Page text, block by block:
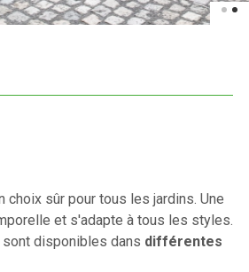
choix sûr pour tous les jardins. Une
et s'adapte à tous les styles.
disponibles dans différentes